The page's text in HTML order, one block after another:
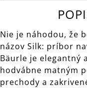
Nie je náhodou, že
názov Silk: príbor
Bäurle je elegantný
hodvábne matným
prechody a